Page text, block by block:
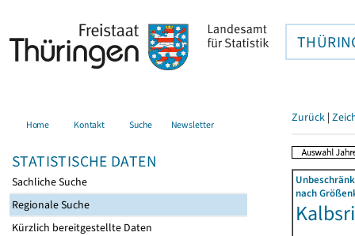
Home Kontakt Suche Newsletter
STATISTISCHE DATEN
Sachliche Suche
Regionale Suche
Kürzlich bereitgestellte Daten
Zurück |
nach